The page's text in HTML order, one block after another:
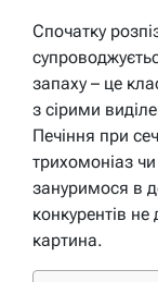
Спочатку
запаху – це
з сірими
Печіння при
трихомоніаз
зануримося в
конкурентів
картина.